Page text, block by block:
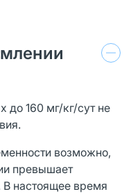
до 160 мг/кг/сут не
возможно,
превышает
В настоящее время